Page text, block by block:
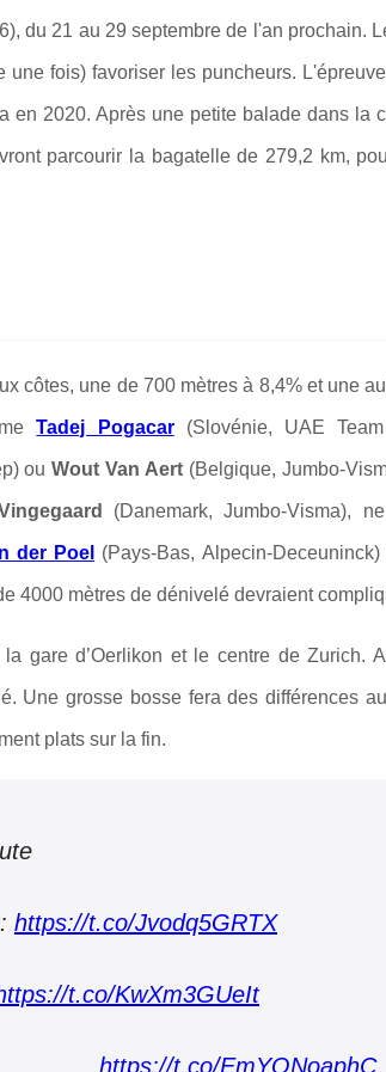
du 21 au 29 septembre de l'an prochain.
une fois) favoriser les puncheurs.
en 2020. Après une petite balade dans la
parcourir la bagatelle de 279,2 km,
côtes, une de 700 mètres à 8,4% et une
Tadej Pogacar(Slovénie, UAE
ouWout Van Aert(Belgique, Jumbo-
(Danemark, Jumbo-Visma),
der Poel (Pays-Bas, Alpecin-Deceuninck)
4000 mètres de dénivelé devraient
gare d’Oerlikon et le centre de Zurich.
Une grosse bosse fera des différences
plats sur la fin.
https://t.co/Jvodq5GRTX
t.co/KwXm3GUeIt
https://t.co/EmYQNoaphC